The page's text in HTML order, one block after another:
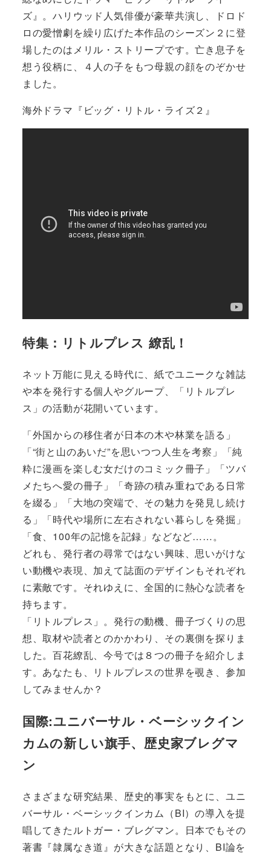
ズ』。ハリウッド人気俳優が豪華共演し、ドロド
ロの愛憎劇を繰り広げた本作品のシーズン２に登
場したのはメリル・ストリープです。亡き息子を
想う役柄に、４人の子をもつ母親の顔をのぞかせ
ました。
海外ドラマ『ビッグ・リトル・ライズ２』
特集：リトルプレス 繚乱！
ネット万能に見える時代に、紙でユニークな雑誌
や本を発行する個人やグループ、「リトルプレ
ス」の活動が花開いています。
「外国からの移住者が日本の木や林業を語る」
「“街と山のあいだ”を思いつつ人生を考察」「純
粋に漫画を楽しむ女だけのコミック冊子」「ツバ
メたちへ愛の冊子」「奇跡の積み重ねである日常
を綴る」「大地の突端で、その魅力を発見し続け
る」「時代や場所に左右されない暮らしを発掘」
「食、100年の記憶を記録」などなど……。
どれも、発行者の尋常ではない興味、思いがけな
い動機や表現、加えて誌面のデザインもそれぞれ
に素敵です。それゆえに、全国的に熱心な読者を
持ちます。
「リトルプレス」。発行の動機、冊子づくりの思
想、取材や読者とのかかわり、その裏側を探りま
した。百花繚乱、今号では８つの冊子を紹介しま
す。あなたも、リトルプレスの世界を覗き、参加
してみませんか？
国際:ユニバーサル・ベーシックイン
カムの新しい旗手、歴史家ブレグマ
ン
さまざまな研究結果、歴史的事実をもとに、ユニ
バーサル・ベーシックインカム（BI）の導入を提
唱してきたルトガー・ブレグマン。日本でもその
著書『隷属なき道』が大きな話題となり、BI論を